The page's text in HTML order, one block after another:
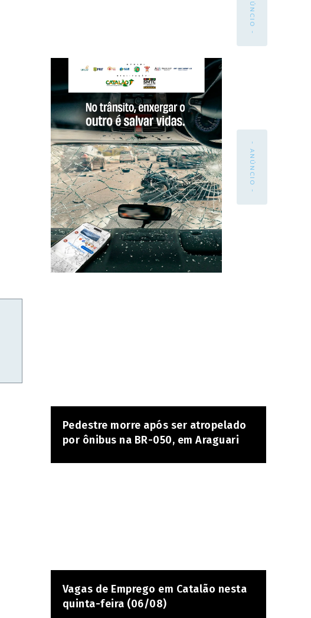
- ANÚNCIO -
Pedestre morre após ser atropelado
por ônibus na BR-050, em Araguari
Vagas de Emprego em Catalão nesta
quinta-feira (06/08)